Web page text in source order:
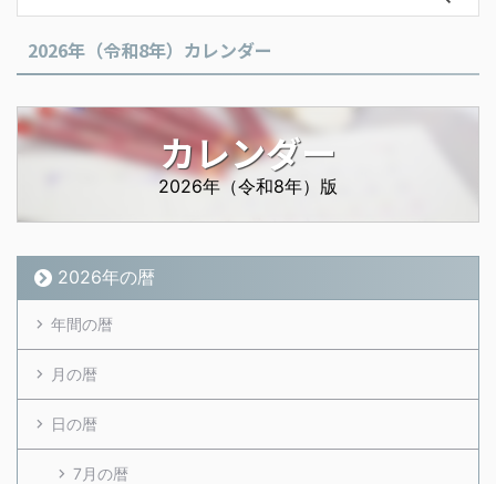
2026年（令和8年）カレンダー
カレンダー
2026年（令和8年）版
2026年の暦
年間の暦
月の暦
日の暦
7月の暦